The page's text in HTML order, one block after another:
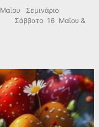
Σεμινάριο
Σάββατο 16 Μαϊου &